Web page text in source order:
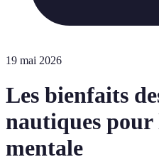
19 mai 2026
Les bienfaits
nautiques pour
mentale